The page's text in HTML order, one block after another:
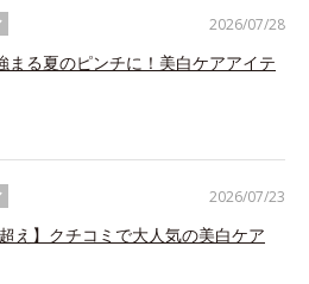
まる夏のピンチに！美白ケアアイテ
2026/07/28
え】クチコミで大人気の美白ケア
2026/07/23